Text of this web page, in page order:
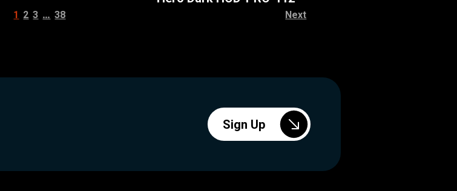
1 2 3 … 38 Next
Sign Up